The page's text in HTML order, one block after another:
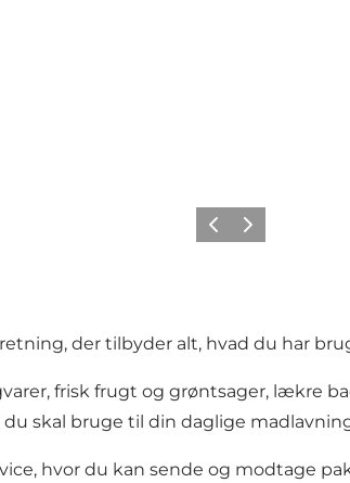
ForrigeNæste
der tilbyder alt, hvad du har
frisk frugt og grøntsager, lækre
skal bruge til din daglige
hvor du kan sende og modtage